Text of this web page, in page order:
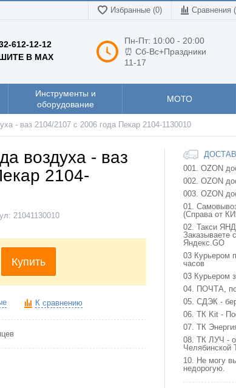
Избранные (0) Сравнения (
612-12-12
В MAX
Пн-Пт: 10:00 - 20:00
⏰ Сб-Вс+Праздники
11-17
Инструменты и
оборудование
МОТО
- ваз 2104/2107 с 2006 года Пекар 2104-1130010
воздуха - ваз
2104-
21041130010
Купить
К сравнению
001. OZON
002. OZON
003. OZON
01.
(Справа от
02. Такси
Заказываете
Яндекс.GO
03 Курьером
часов
03 Курьером
04. ПОЧТА,
05. СДЭК -
06. ТК Kit -
07. ТК
08. ТК ЛУЧ -
Челябинской
10. Не могу
недорогую.